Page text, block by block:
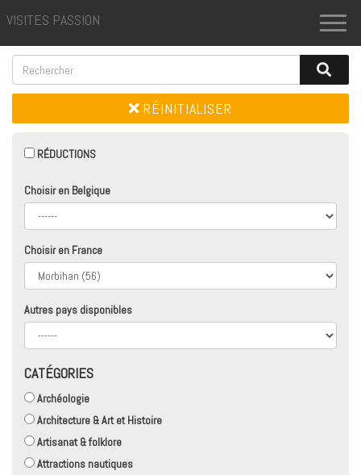
VISITES PASSION
RÉINITIALISER
RÉDUCTIONS
Choisir en Belgique
Choisir en France
Autres pays disponibles
CATÉGORIES
Archéologie
Architecture & Art et Histoire
Artisanat & folklore
Attractions nautiques